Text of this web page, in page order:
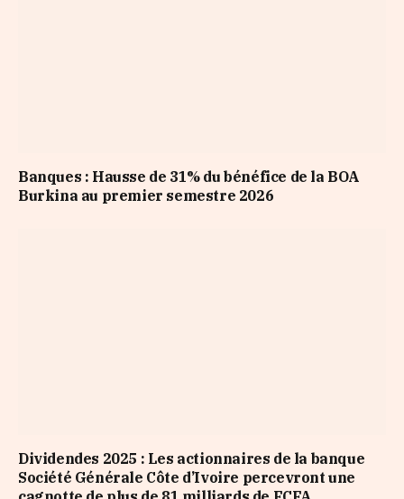
Banques : Hausse de 31% du bénéfice de la BOA
Burkina au premier semestre 2026
Dividendes 2025 : Les actionnaires de la banque
Société Générale Côte d’Ivoire percevront une